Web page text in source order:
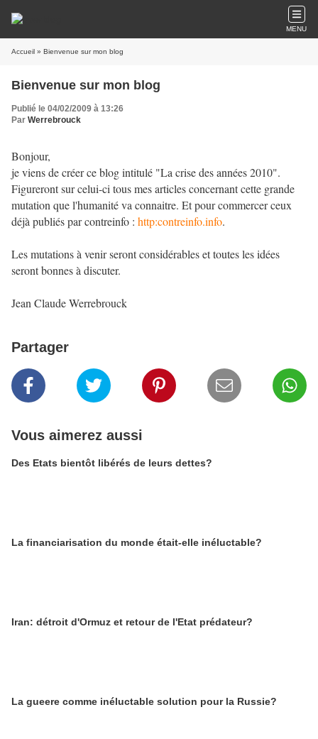
MENU
Accueil » Bienvenue sur mon blog
Bienvenue sur mon blog
Publié le 04/02/2009 à 13:26
Par Werrebrouck
Bonjour,
je viens de créer ce blog intitulé "La crise des années 2010".
Figureront sur celui-ci tous mes articles concernant cette grande
mutation que l'humanité va connaitre. Et pour commercer ceux
déjà publiés par contreinfo : http:contreinfo.info.
Les mutations à venir seront considérables et toutes les idées
seront bonnes à discuter.
Jean Claude Werrebrouck
Partager
Vous aimerez aussi
Des Etats bientôt libérés de leurs dettes?
La financiarisation du monde était-elle inéluctable?
Iran: détroit d'Ormuz et retour de l'Etat prédateur?
La gueere comme inéluctable solution pour la Russie?